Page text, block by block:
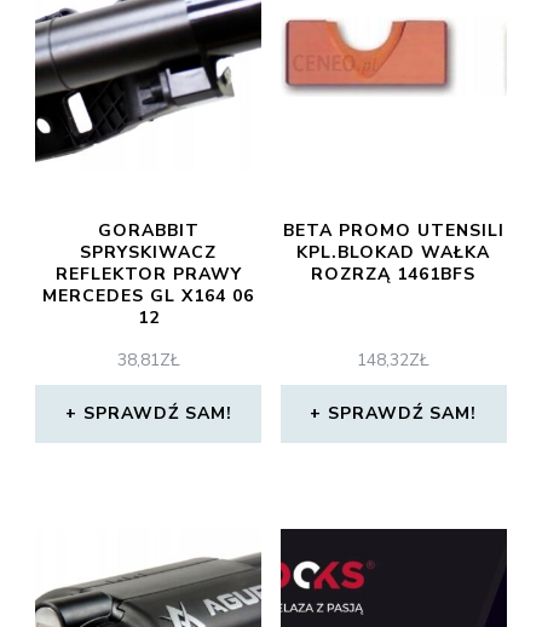
GORABBIT
SPRYSKIWACZ
REFLEKTOR PRAWY
MERCEDES GL X164 06
12
38,81ZŁ
SPRAWDŹ SAM!
BETA PROMO UTENSILI
KPL.BLOKAD WAŁKA
ROZRZĄ 1461BFS
148,32ZŁ
SPRAWDŹ SAM!